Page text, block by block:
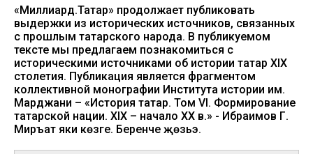
«Миллиард.Татар» продолжает публиковать
выдержки из исторических источников, связанных
с прошлым татарского народа. В публикуемом
тексте мы предлагаем познакомиться с
историческими источниками об истории татар XIX
столетия. Публикация является фрагментом
коллективной монографии Института истории им.
Марджани – «История татар. Том VI. Формирование
татарской нации. XIX – начало XX в.» - Ибраһимов Г.
Миръат яки көзге. Беренче җөзьэ.